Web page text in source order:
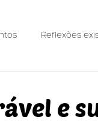
Reflexões
e